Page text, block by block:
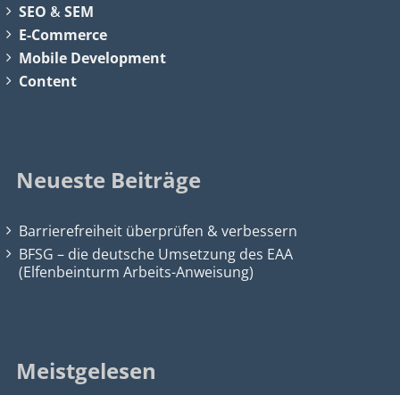
SEO &SEM
E-Commerce
Mobile Development
Content
Neueste Beiträge
Barrierefreiheit überprüfen & verbessern
BFSG – die deutsche Umsetzung des EAA
(Elfenbeinturm Arbeits-Anweisung)
Meistgelesen